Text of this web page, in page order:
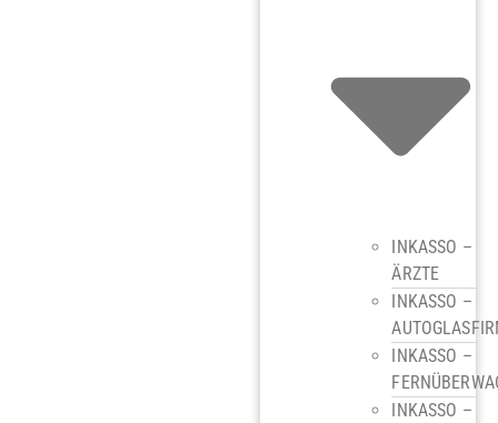
INKASSO –
ÄRZTE
INKASSO –
INKASSO –
INKASSO –